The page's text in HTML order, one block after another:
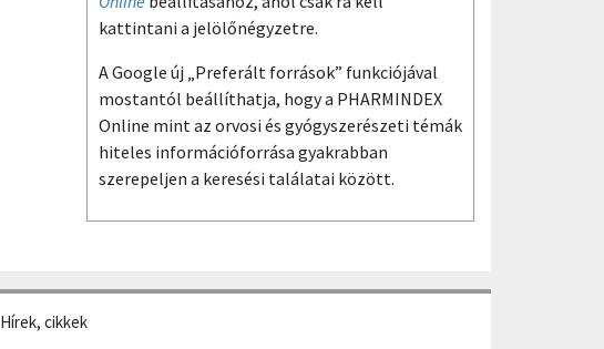
kattintani a jelölőnégyzetre.
A Google új „Preferált források” funkciójával
mostantól beállíthatja, hogy a PHARMINDEX
Online mint az orvosi és gyógyszerészeti témák
hiteles információforrása gyakrabban
szerepeljen a keresési találatai között.
Hírek, cikkek